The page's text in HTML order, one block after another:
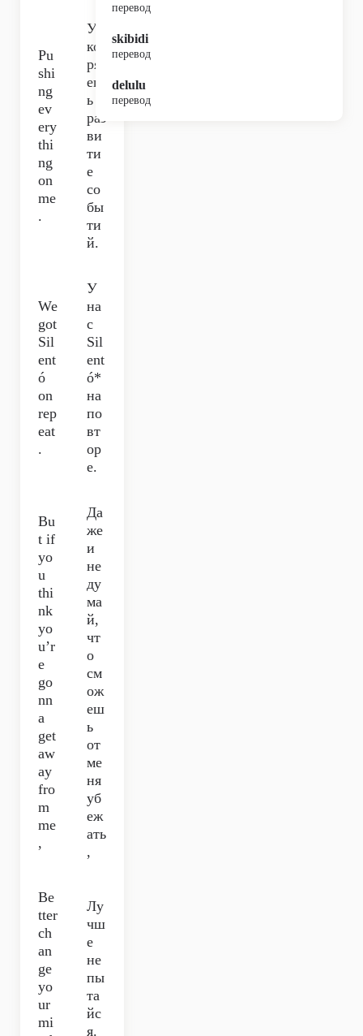
Pu
shi
ng
ev
ery
thi
ng
on
me
.
Ус
ко
ря
еш
ь
раз
ви
ти
е
со
бы
ти
й.
We
got
Sil
ent
ó
on
rep
eat
.
У
на
с
Sil
ent
ó*
на
по
вт
ор
е.
Bu
t if
yo
u
thi
nk
yo
u’r
e
go
nn
a
get
aw
ay
fro
m
me
,
Да
же
и
не
ду
ма
й,
чт
о
см
ож
еш
ь
от
ме
ня
уб
еж
ать
,
Be
tter
ch
an
ge
yo
ur
mi
Лу
чш
е
не
пы
та
йс
я.
перевод
skibidi
перевод
delulu
перевод